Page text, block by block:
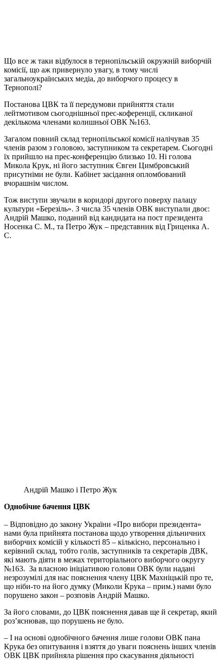
Що все ж таки відбулося в тернопільській окружній виборчій
комісії, що аж привернуло увагу, в тому числі
загальноукраїнських медіа, до виборчого процесу в
Тернополі?
Постанова ЦВК та її передумови прийняття стали
лейтмотивом сьогоднішньої прес-коференції, скликаної
декількома членами колишньої ОВК №163.
Загалом повний склад тернопільської комісії налічував 35
членів разом з головою, заступником та секретарем. Сьогодні
їх прийшло на прес-конференцію близько 10. Ні голова
Микола Крук, ні його заступник Євген Цимбровський
присутніми не були. Кабінет засідання опломбований
вчорашнім числом.
Тож виступи звучали в коридорі другого поверху палацу
культури «Березіль». З числа 35 членів ОВК виступали двоє:
Андрій Машко, поданий від кандидата на пост президента
Носенка С. М., та Петро Жук – представник від Гриценка А.
С.
Андрій Машко і Петро Жук
Однобічне бачення ЦВК
– Відповідно до закону України «Про вибори президента»
нами була прийнята постанова щодо утворення дільничних
виборчих комісій у кількості 85 – кількісно, персонально і
керівний склад, тобто голів, заступників та секретарів ДВК,
які мають діяти в межах територіального виборчого округу
№163. За власною ініціативою голови ОВК були надані
незрозумілі для нас пояснення члену ЦВК Махніцькій про те,
що ніби-то на його думку (Миколи Крука – прим.) нами було
порушено закон – розповів Андрій Машко.
За його словами, до ЦВК пояснення давав ще й секретар, який
роз’яснював, що порушень не було.
– І на основі однобічного бачення лише голови ОВК пана
Крука без опитування і взяття до уваги пояснень інших членів
ОВК ЦВК прийняла рішення про скасування діяльності